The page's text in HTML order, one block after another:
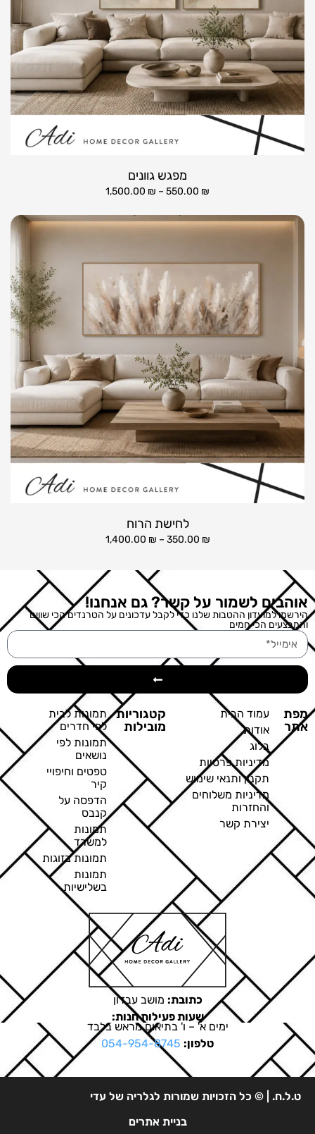
מפגש גוונים
550.00 ₪
–
1,500.00 ₪
לחישת הרוח
350.00 ₪
–
1,400.00 ₪
אוהבים לשמור על קשר? גם אנחנו!
הירשמו למועדון ההטבות שלנו כדי לקבל עדכונים על הטרנדים הכי שווים
והמבצעים הכי חמים
מפת
אתר
עמוד הבית
אודות
בלוג
מדיניות פרטיות
תקנון ותנאי שימוש
מדיניות משלוחים
והחזרות
יצירת קשר
קטגוריות
מובילות
תמונות לבית
לפי חדרים
תמונות לפי
נושאים
טפטים וחיפויי
קיר
הדפסה על
קנבס
תמונות
למשרד
תמונות בזוגות
תמונות
בשלישיות
כתובת: מושב עבדון
שעות פעילות חנות:
ימים א' – ו' בתיאום מראש בלבד
טלפון: 054-954-8745
ט.ל.ח. | © כל הזכויות שמורות לגלריה של עדי
בניית אתרים